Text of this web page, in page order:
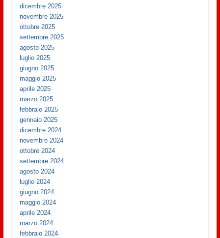
dicembre 2025
novembre 2025
ottobre 2025
settembre 2025
agosto 2025
luglio 2025
giugno 2025
maggio 2025
aprile 2025
marzo 2025
febbraio 2025
gennaio 2025
dicembre 2024
novembre 2024
ottobre 2024
settembre 2024
agosto 2024
luglio 2024
giugno 2024
maggio 2024
aprile 2024
marzo 2024
febbraio 2024